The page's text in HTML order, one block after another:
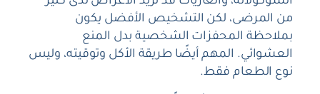
من المرضى، لكن التشخيص الأفضل يكون
بملاحظة المحفزات الشخصية بدل المنع
العشوائي. المهم أيضًا طريقة الأكل وتوقيته، وليس
نوع الطعام فقط.